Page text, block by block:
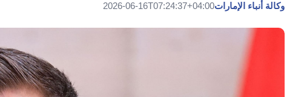
وكالة أنباء الإمارات2026-06-16T07:24:37+04:00